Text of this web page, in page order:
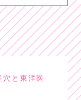
と東洋医